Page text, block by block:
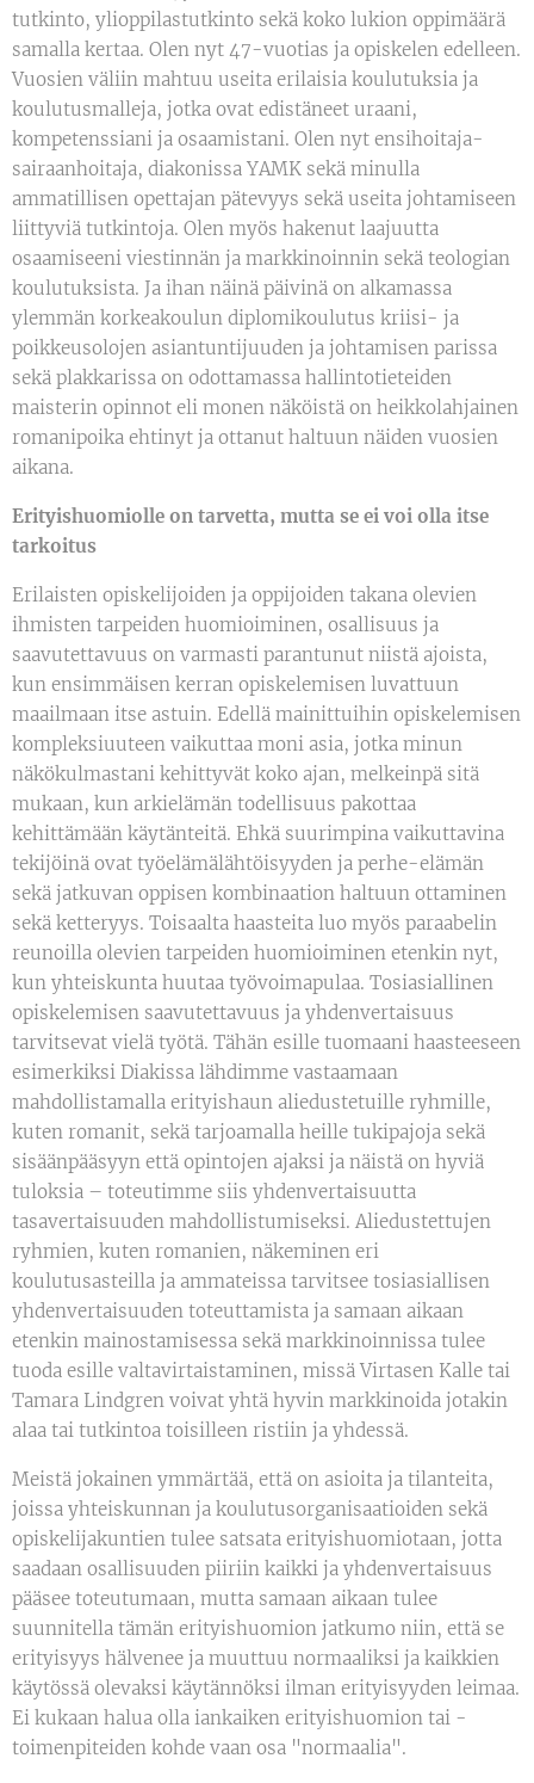
tutkinto, ylioppilastutkinto sekä koko lukion oppimäärä
samalla kertaa. Olen nyt 47-vuotias ja opiskelen edelleen.
Vuosien väliin mahtuu useita erilaisia koulutuksia ja
koulutusmalleja, jotka ovat edistäneet uraani,
kompetenssiani ja osaamistani. Olen nyt ensihoitaja-
sairaanhoitaja, diakonissa YAMK sekä minulla
ammatillisen opettajan pätevyys sekä useita johtamiseen
liittyviä tutkintoja. Olen myös hakenut laajuutta
osaamiseeni viestinnän ja markkinoinnin sekä teologian
koulutuksista. Ja ihan näinä päivinä on alkamassa
ylemmän korkeakoulun diplomikoulutus kriisi- ja
poikkeusolojen asiantuntijuuden ja johtamisen parissa
sekä plakkarissa on odottamassa hallintotieteiden
maisterin opinnot eli monen näköistä on heikkolahjainen
romanipoika ehtinyt ja ottanut haltuun näiden vuosien
aikana.
Erityishuomiolle on tarvetta, mutta se ei voi olla itse
tarkoitus
Erilaisten opiskelijoiden ja oppijoiden takana olevien
ihmisten tarpeiden huomioiminen, osallisuus ja
saavutettavuus on varmasti parantunut niistä ajoista,
kun ensimmäisen kerran opiskelemisen luvattuun
maailmaan itse astuin. Edellä mainittuihin opiskelemisen
kompleksiuuteen vaikuttaa moni asia, jotka minun
näkökulmastani kehittyvät koko ajan, melkeinpä sitä
mukaan, kun arkielämän todellisuus pakottaa
kehittämään käytänteitä. Ehkä suurimpina vaikuttavina
tekijöinä ovat työelämälähtöisyyden ja perhe-elämän
sekä jatkuvan oppisen kombinaation haltuun ottaminen
sekä ketteryys. Toisaalta haasteita luo myös paraabelin
reunoilla olevien tarpeiden huomioiminen etenkin nyt,
kun yhteiskunta huutaa työvoimapulaa. Tosiasiallinen
opiskelemisen saavutettavuus ja yhdenvertaisuus
tarvitsevat vielä työtä. Tähän esille tuomaani haasteeseen
esimerkiksi Diakissa lähdimme vastaamaan
mahdollistamalla erityishaun aliedustetuille ryhmille,
kuten romanit, sekä tarjoamalla heille tukipajoja sekä
sisäänpääsyyn että opintojen ajaksi ja näistä on hyviä
tuloksia – toteutimme siis yhdenvertaisuutta
tasavertaisuuden mahdollistumiseksi. Aliedustettujen
ryhmien, kuten romanien, näkeminen eri
koulutusasteilla ja ammateissa tarvitsee tosiasiallisen
yhdenvertaisuuden toteuttamista ja samaan aikaan
etenkin mainostamisessa sekä markkinoinnissa tulee
tuoda esille valtavirtaistaminen, missä Virtasen Kalle tai
Tamara Lindgren voivat yhtä hyvin markkinoida jotakin
alaa tai tutkintoa toisilleen ristiin ja yhdessä.
Meistä jokainen ymmärtää, että on asioita ja tilanteita,
joissa yhteiskunnan ja koulutusorganisaatioiden sekä
opiskelijakuntien tulee satsata erityishuomiotaan, jotta
saadaan osallisuuden piiriin kaikki ja yhdenvertaisuus
pääsee toteutumaan, mutta samaan aikaan tulee
suunnitella tämän erityishuomion jatkumo niin, että se
erityisyys hälvenee ja muuttuu normaaliksi ja kaikkien
käytössä olevaksi käytännöksi ilman erityisyyden leimaa.
Ei kukaan halua olla iankaiken erityishuomion tai -
toimenpiteiden kohde vaan osa "normaalia".